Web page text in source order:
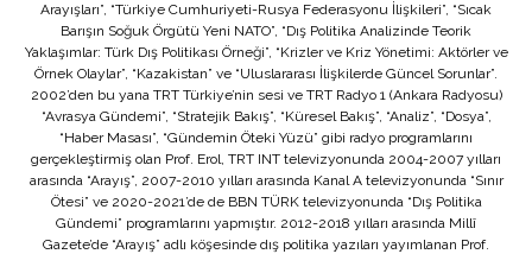
Arayışları”, “Türkiye Cumhuriyeti-Rusya Federasyonu İlişkileri”, “Sıcak
Barışın Soğuk Örgütü Yeni NATO”, “Dış Politika Analizinde Teorik
Yaklaşımlar: Türk Dış Politikası Örneği”, “Krizler ve Kriz Yönetimi: Aktörler ve
Örnek Olaylar”, “Kazakistan” ve “Uluslararası İlişkilerde Güncel Sorunlar”.
2002’den bu yana TRT Türkiye’nin sesi ve TRT Radyo 1 (Ankara Radyosu)
“Avrasya Gündemi”, “Stratejik Bakış”, “Küresel Bakış”, “Analiz”, “Dosya”,
“Haber Masası”, “Gündemin Öteki Yüzü” gibi radyo programlarını
gerçekleştirmiş olan Prof. Erol, TRT INT televizyonunda 2004-2007 yılları
arasında “Arayış”, 2007-2010 yılları arasında Kanal A televizyonunda “Sınır
Ötesi” ve 2020-2021’de de BBN TÜRK televizyonunda “Dış Politika
Gündemi” programlarını yapmıştır. 2012-2018 yılları arasında Millî
Gazete’de “Arayış” adlı köşesinde dış politika yazıları yayımlanan Prof.